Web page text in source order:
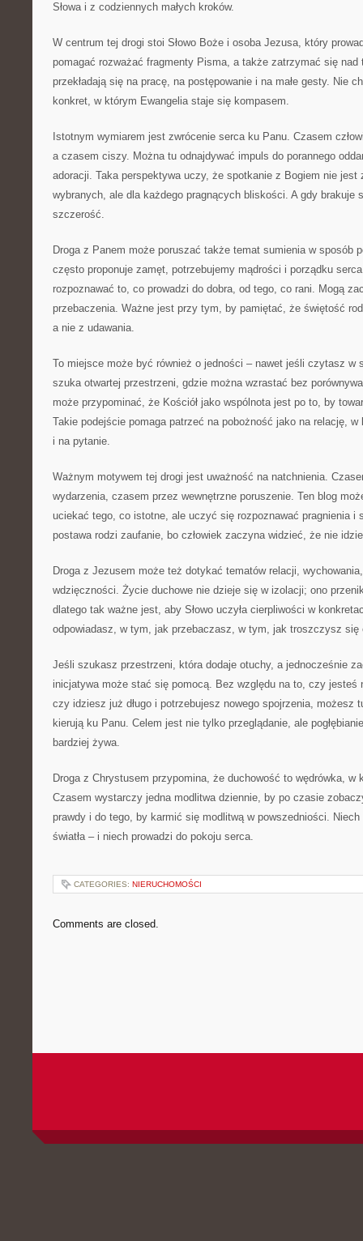
Słowa i z codziennych małych kroków.
W centrum tej drogi stoi Słowo Boże i osoba Jezusa, który
pomagać rozważać fragmenty Pisma, a także zatrzymać się
przekładają się na pracę, na postępowanie i na małe gesty. Nie
konkret, w którym Ewangelia staje się kompasem.
Istotnym wymiarem jest zwrócenie serca ku Panu. Czasem
a czasem ciszy. Można tu odnajdywać impuls do porannego
adoracji. Taka perspektywa uczy, że spotkanie z Bogiem nie jest
wybranych, ale dla każdego pragnących bliskości. A gdy brakuje
szczerość.
Droga z Panem może poruszać także temat sumienia w sposób
często proponuje zamęt, potrzebujemy mądrości i porządku
rozpoznawać to, co prowadzi do dobra, od tego, co rani. Mogą
przebaczenia. Ważne jest przy tym, by pamiętać, że świętość
a nie z udawania.
To miejsce może być również o jedności – nawet jeśli czytasz w
szuka otwartej przestrzeni, gdzie można wzrastać bez
może przypominać, że Kościół jako wspólnota jest po to, by
Takie podejście pomaga patrzeć na pobożność jako na relację,
i na pytanie.
Ważnym motywem tej drogi jest uważność na natchnienia.
wydarzenia, czasem przez wewnętrzne poruszenie. Ten blog
uciekać tego, co istotne, ale uczyć się rozpoznawać pragnienia i
postawa rodzi zaufanie, bo człowiek zaczyna widzieć, że nie
Droga z Jezusem może też dotykać tematów relacji,
wdzięczności. Życie duchowe nie dzieje się w izolacji; ono
dlatego tak ważne jest, aby Słowo uczyła cierpliwości w
odpowiadasz, w tym, jak przebaczasz, w tym, jak troszczysz się
Jeśli szukasz przestrzeni, która dodaje otuchy, a jednocześnie
inicjatywa może stać się pomocą. Bez względu na to, czy jesteś
czy idziesz już długo i potrzebujesz nowego spojrzenia, możesz
kierują ku Panu. Celem jest nie tylko przeglądanie, ale
bardziej żywa.
Droga z Chrystusem przypomina, że duchowość to wędrówka, w
Czasem wystarczy jedna modlitwa dziennie, by po czasie
prawdy i do tego, by karmić się modlitwą w powszedniości. Niech
światła – i niech prowadzi do pokoju serca.
CATEGORIES: NIERUCHOMOŚCI
Comments are closed.